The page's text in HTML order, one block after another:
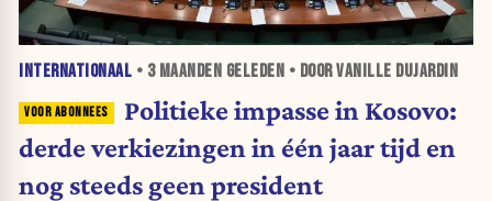
INTERNATIONAAL • 3 MAANDEN GELEDEN • DOOR VANILLE DUJARDIN
Politieke impasse in Kosovo:
derde verkiezingen in één jaar tijd en
nog steeds geen president